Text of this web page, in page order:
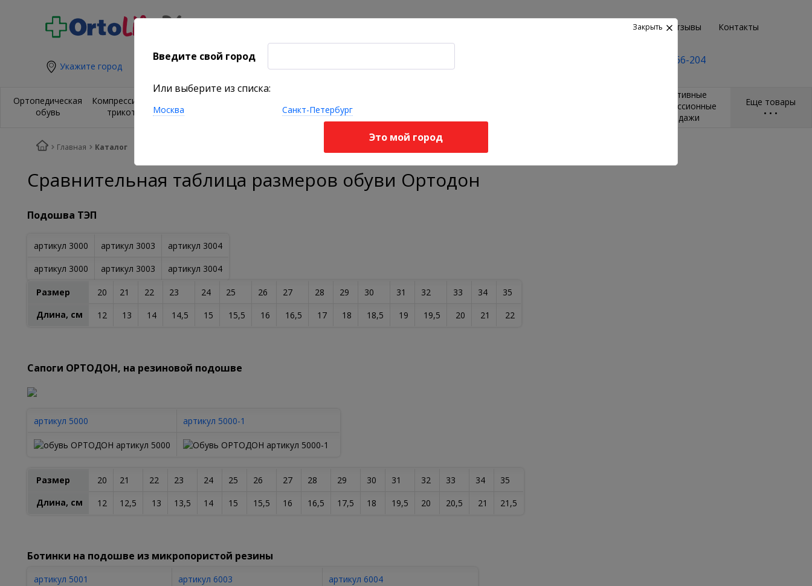
Пункты выдачи Отзывы Контакты
Укажите город +7(495) 2-666-204
Еще товары
• • •
Ортопедическая
обувь
Компрессионный
трикотаж
Ортезы и
бандажи на
Ортопедические
изделия для
позвоночника
ортопедические
Спортивные
компрессионные
бандажи
Главная Каталог
Сравнительная таблица размеров обуви Ортодон
Подошва ТЭП
артикул 3000 артикул 3003
артикул 3004
артикул 3000
артикул 3003 артикул 3004
Размер 20 21 22 23 24 25 26 27 28 29 30 31 32 33 34
35
Длина, см
12 13 14 14,5 15 15,5 16 16,5 17 18 18,5 19 19,5 20 21 22
Сапоги ОРТОДОН, на резиновой подошве
артикул 5000 артикул 5000-1
Размер 20 21 22 23 24 25 26 27 28 29 30 31 32 33 34
35
Длина, см
12 12,5 13 13,5 14 15 15,5 16 16,5 17,5 18 19,5 20 20,5 21 21,5
Ботинки на подошве из микропористой резины
артикул 5001 артикул 6003 артикул 6004
Закрыть
Введите свой город
Или выберите из списка:
Москва Санкт-Петербург
Это мой город